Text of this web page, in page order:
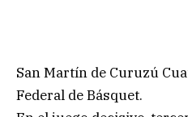
San Martín de Curuzú
Federal de Básquet.